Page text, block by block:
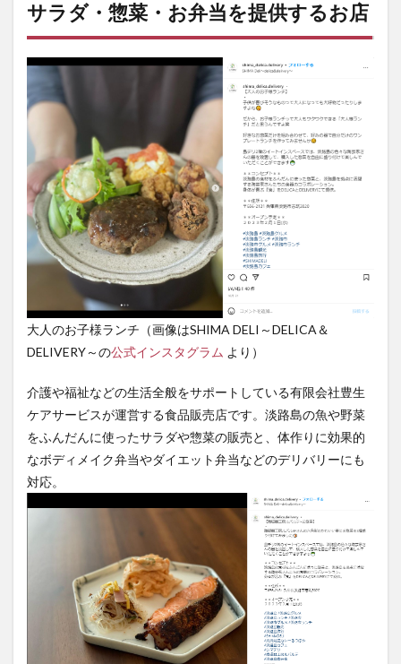
い者
活用
「ふ
くま
室」
3
店舗
情報
サラダ・惣菜・お弁当を提供するお店
大人のお子様ランチ（画像はSHIMA DELI～DELICA＆
DELIVERY～の公式インスタグラム より）
介護や福祉などの生活全般をサポートしている有限会社豊生
ケアサービスが運営する食品販売店です。淡路島の魚や野菜
をふんだんに使ったサラダや惣菜の販売と、体作りに効果的
なボディメイク弁当やダイエット弁当などのデリバリーにも
対応。